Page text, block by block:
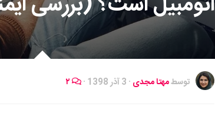
توسطمهتا مجدی · 3 آذر 1398 ·